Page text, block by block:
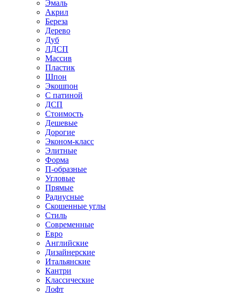
Эмаль
Акрил
Береза
Дерево
Дуб
ЛДСП
Массив
Пластик
Шпон
Экошпон
С патиной
ДСП
Стоимость
Дешевые
Дорогие
Эконом-класс
Элитные
Форма
П-образные
Угловые
Прямые
Радиусные
Скошенные углы
Стиль
Современные
Евро
Английские
Дизайнерские
Итальянские
Кантри
Классические
Лофт